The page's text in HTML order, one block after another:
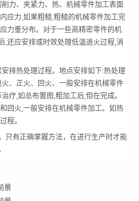
力、夹紧力、热、机械零件加工表面
应力,如果粗糙,粗糙的机械零件加工完
力重分布。对于一些高精密零件的机
,还应安排或时效处理低温退火过程,消
热处理过程。地点安排如下:热处理
、正火、回火、一般安排在机械零件
疗,如总布置图,粗加工后,但在完成。
回火,一般安排在机械零件加工。如热
程。
有正确掌握方法，在进行生产时才能
景